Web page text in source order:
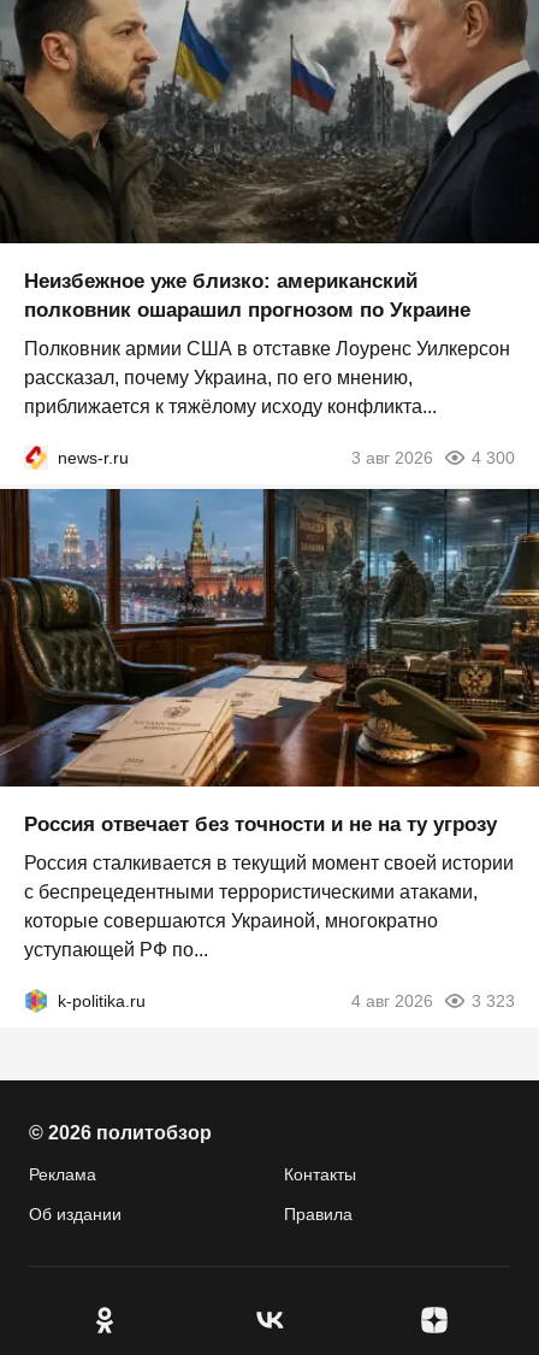
Неизбежное уже близко: американский
полковник ошарашил прогнозом по Украине
Полковник армии США в отставке Лоуренс Уилкерсон
рассказал, почему Украина, по его мнению,
приближается к тяжёлому исходу конфликта...
news-r.ru 3 авг 2026 4 300
Россия отвечает без точности и не на ту угрозу
Россия сталкивается в текущий момент своей истории
с беспрецедентными террористическими атаками,
которые совершаются Украиной, многократно
уступающей РФ по...
k-politika.ru 4 авг 2026 3 323
© 2026 политобзор
Реклама Контакты
Об издании Правила